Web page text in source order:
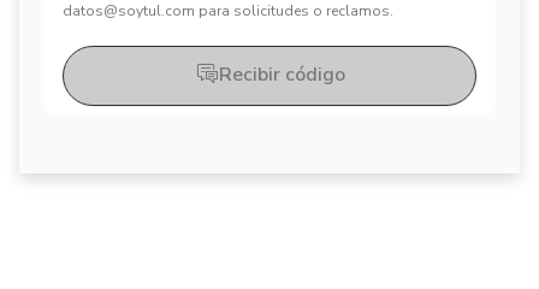
datos@soytul.com para solicitudes o reclamos.
Recibir código